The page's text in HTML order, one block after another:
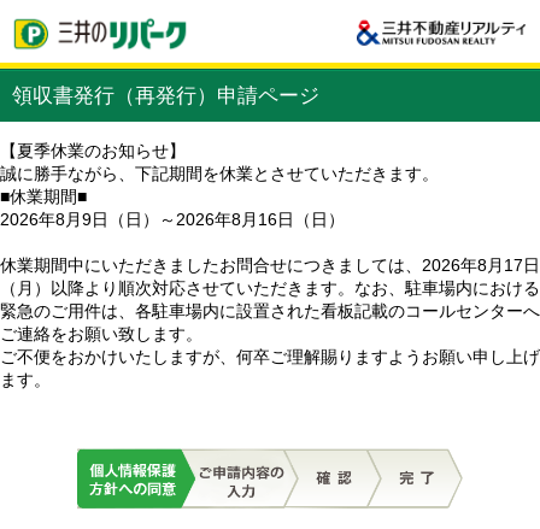
領収書発行（再発行）申請ページ
【夏季休業のお知らせ】
誠に勝手ながら、下記期間を休業とさせていただきます。
■休業期間■
2026年8月9日（日）～2026年8月16日（日）
休業期間中にいただきましたお問合せにつきましては、2026年8月17日
（月）以降より順次対応させていただきます。なお、駐車場内における
緊急のご用件は、各駐車場内に設置された看板記載のコールセンターへ
ご連絡をお願い致します。
ご不便をおかけいたしますが、何卒ご理解賜りますようお願い申し上げ
ます。